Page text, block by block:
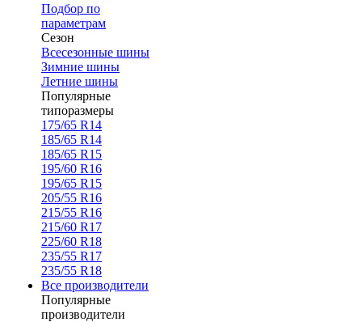
Подбор по
параметрам
Сезон
Всесезонные шины
Зимние шины
Летние шины
Популярные
типоразмеры
175/65 R14
185/65 R14
185/65 R15
195/60 R16
195/65 R15
205/55 R16
215/55 R16
215/60 R17
225/60 R18
235/55 R17
235/55 R18
Все производители
Популярные
производители